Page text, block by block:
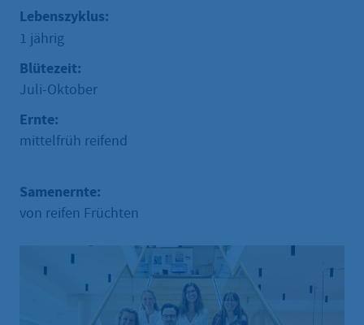
Lebenszyklus:
1 jährig
Blütezeit:
Juli-Oktober
Ernte:
mittelfrüh reifend
Samenernte:
von reifen Früchten